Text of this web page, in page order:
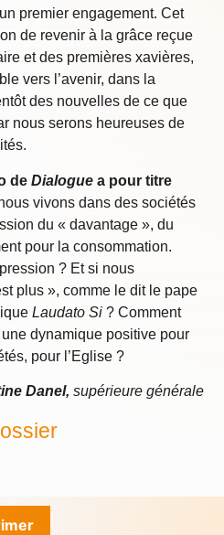
premier engagement. Cet
de revenir à la grâce reçue
et des premières xavières,
vers l’avenir, dans la
des nouvelles de ce que
nous serons heureuses de
deDialogue a pour titre
vivons dans des sociétés
du « davantage », du
pour la consommation.
? Et si nous
plus », comme le dit le pape
Laudato Si ? Comment
dynamique positive pour
pour l’Eglise ?
Danel, supérieure générale